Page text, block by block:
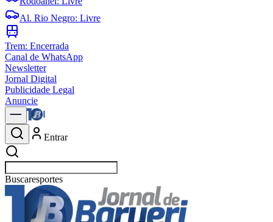
Al. Rio Negro: Livre
Trem: Encerrada
Canal de WhatsApp
Newsletter
Jornal Digital
Publicidade Legal
Anuncie
Entrar
Buscaresportes